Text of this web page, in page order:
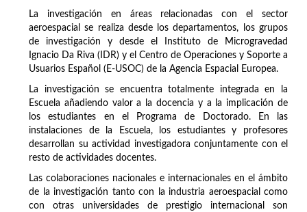
La investigación en áreas relacionadas con el sector
aeroespacial se realiza desde los departamentos, los grupos
de investigación y desde el Instituto de Microgravedad
Ignacio Da Riva (IDR) y el Centro de Operaciones y Soporte a
Usuarios Español (E-USOC) de la Agencia Espacial Europea.
La investigación se encuentra totalmente integrada en la
Escuela añadiendo valor a la docencia y a la implicación de
los estudiantes en el Programa de Doctorado. En las
instalaciones de la Escuela, los estudiantes y profesores
desarrollan su actividad investigadora conjuntamente con el
resto de actividades docentes.
Las colaboraciones nacionales e internacionales en el ámbito
de la investigación tanto con la industria aeroespacial como
con otras universidades de prestigio internacional son